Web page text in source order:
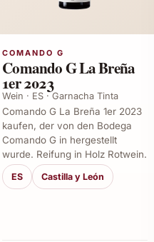
Verwöhnung – dieser
COMANDO G
Comando G La Breña
1er 2023
Wein · ES · Garnacha Tinta
Comando G La Breña 1er 2023
kaufen, der von den Bodega
Comando G in hergestellt
wurde. Reifung in Holz Rotwein.
ES Castilla y León